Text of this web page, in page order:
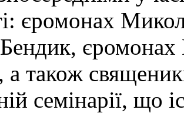
єромонах
єромонах
також
семінарії, що